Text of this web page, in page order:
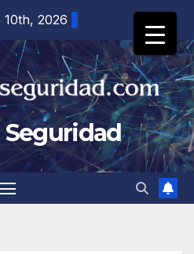
10th, 2026
Seguridad